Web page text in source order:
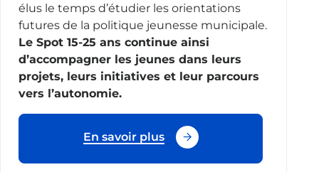
élus le temps d’étudier les orientations
futures de la politique jeunesse municipale.
Le Spot 15-25 ans continue ainsi
d’accompagner les jeunes dans leurs
projets, leurs initiatives et leur parcours
vers l’autonomie.
En savoir plus